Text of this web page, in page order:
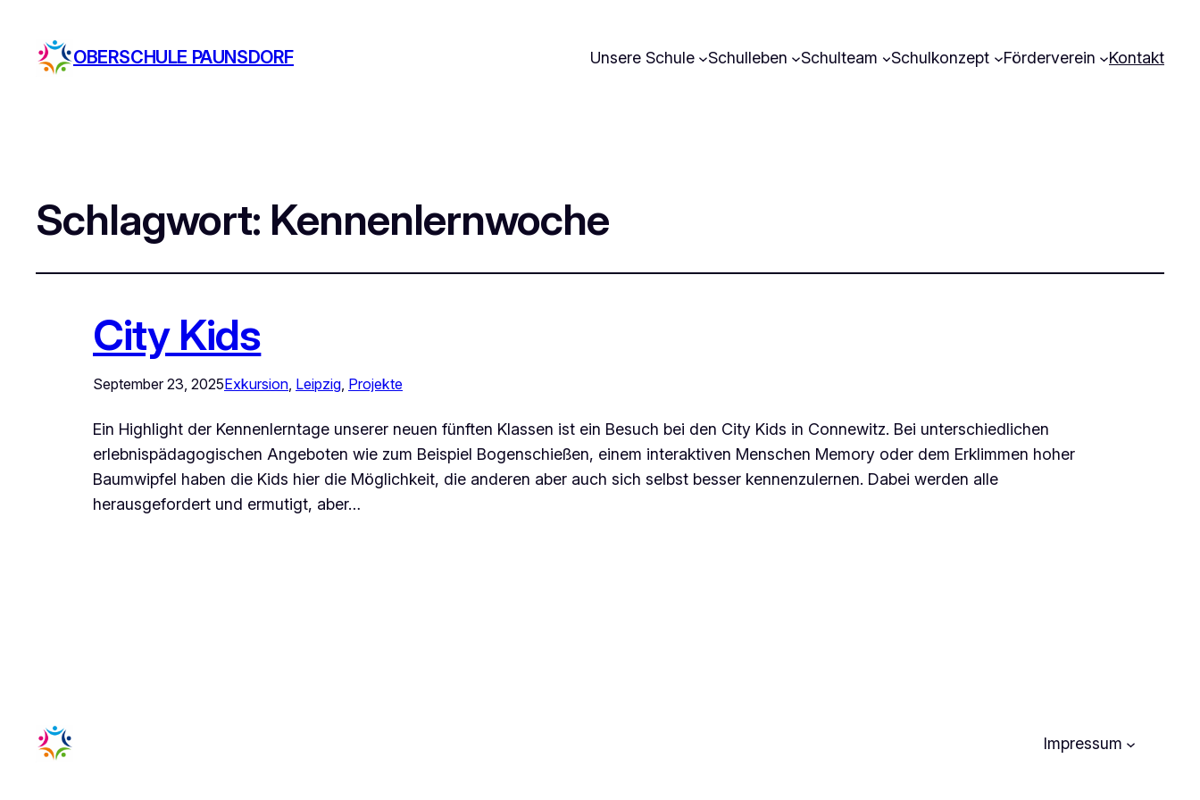
OBERSCHULE PAUNSDORF Unsere Schule Schulleben Schulteam Schulkonzept Förderverein Kontakt
Schlagwort: Kennenlernwoche
City Kids
September 23, 2025Exkursion, Leipzig, Projekte
Ein Highlight der Kennenlerntage unserer neuen fünften Klassen ist ein Besuch bei den City Kids in Connewitz. Bei unterschiedlichen
erlebnispädagogischen Angeboten wie zum Beispiel Bogenschießen, einem interaktiven Menschen Memory oder dem Erklimmen hoher
Baumwipfel haben die Kids hier die Möglichkeit, die anderen aber auch sich selbst besser kennenzulernen. Dabei werden alle
herausgefordert und ermutigt, aber…
Impressum